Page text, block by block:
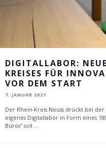
DIGITALLABOR:
KREISES FÜR
VOR DEM START
7. JANUAR 2021
Der Rhein-Kreis Neuss drückt bei
eigenes Digitallabor in Form eines
Büros“ soll ...